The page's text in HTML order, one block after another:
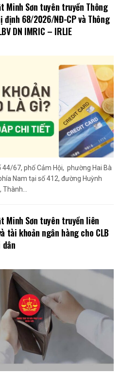
Minh Sơn tuyên truyền Thông
định 68/2026/NĐ-CP và Thông
DN IMRIC – IRLIE
67, phố Cảm Hội, phường Hai Bà
Nam tại số 412, đường Huỳnh
Thành...
Minh Sơn tuyên truyền liên
tài khoản ngân hàng cho CLB
dân